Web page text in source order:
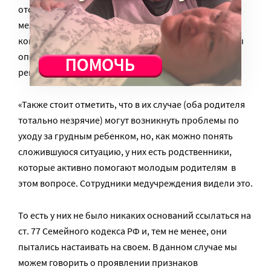
отобрания ребенка согласно российскому и
международному законодательству находится в
компетенции специализированных органов (органы
опеки и попечительства), когда каждый случай
решается индивидуально.
«Также стоит отметить, что в их случае (оба родителя
тотально незрячие) могут возникнуть проблемы по
уходу за грудным ребенком, но, как можно понять
сложившуюся ситуацию, у них есть родственники,
которые активно помогают молодым родителям в
этом вопросе. Сотрудники медучреждения видели это.
То есть у них не было никаких оснований ссылаться на
ст. 77 Семейного кодекса РФ и, тем не менее, они
пытались настаивать на своем. В данном случае мы
можем говорить о проявлении признаков